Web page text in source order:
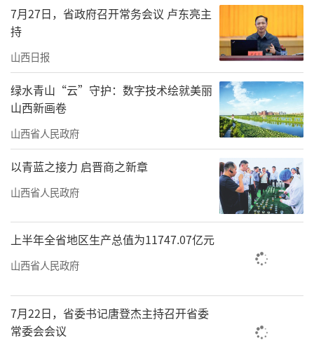
础，回顾与总结2023年非物质文化遗产研究院
的工作，并在此基础上确定研究院2024年工作
重点。他表示非遗研究院将以此次座谈会为契
机，为全省非遗传承人保护工作顺利开展提供
理论交流平台，为山西省非遗保护、传承工作
作出贡献。
非遗研究院学术委员会主任段友文在肯定
山西省非遗保护传承工作中取得突出成绩的基
础上，指出非遗学术研究的重点和难点，如山
西省非遗保护中公众参与度低、非遗分类保护
不到位、缺乏跨区域共有非遗联合保护机制等
作，建立非遗保护利用的“社会文化共同
体”，加大对非遗事业的投资力度。
7月27日，省政府召开常务会议 卢东亮主
持
山西日报
绿水青山“云”守护：数字技术绘就美丽
山西新画卷
山西省人民政府
以青蓝之接力 启晋商之新章
山西省人民政府
上半年全省地区生产总值为11747.07亿元
山西省人民政府
7月22日，省委书记唐登杰主持召开省委
常委会会议